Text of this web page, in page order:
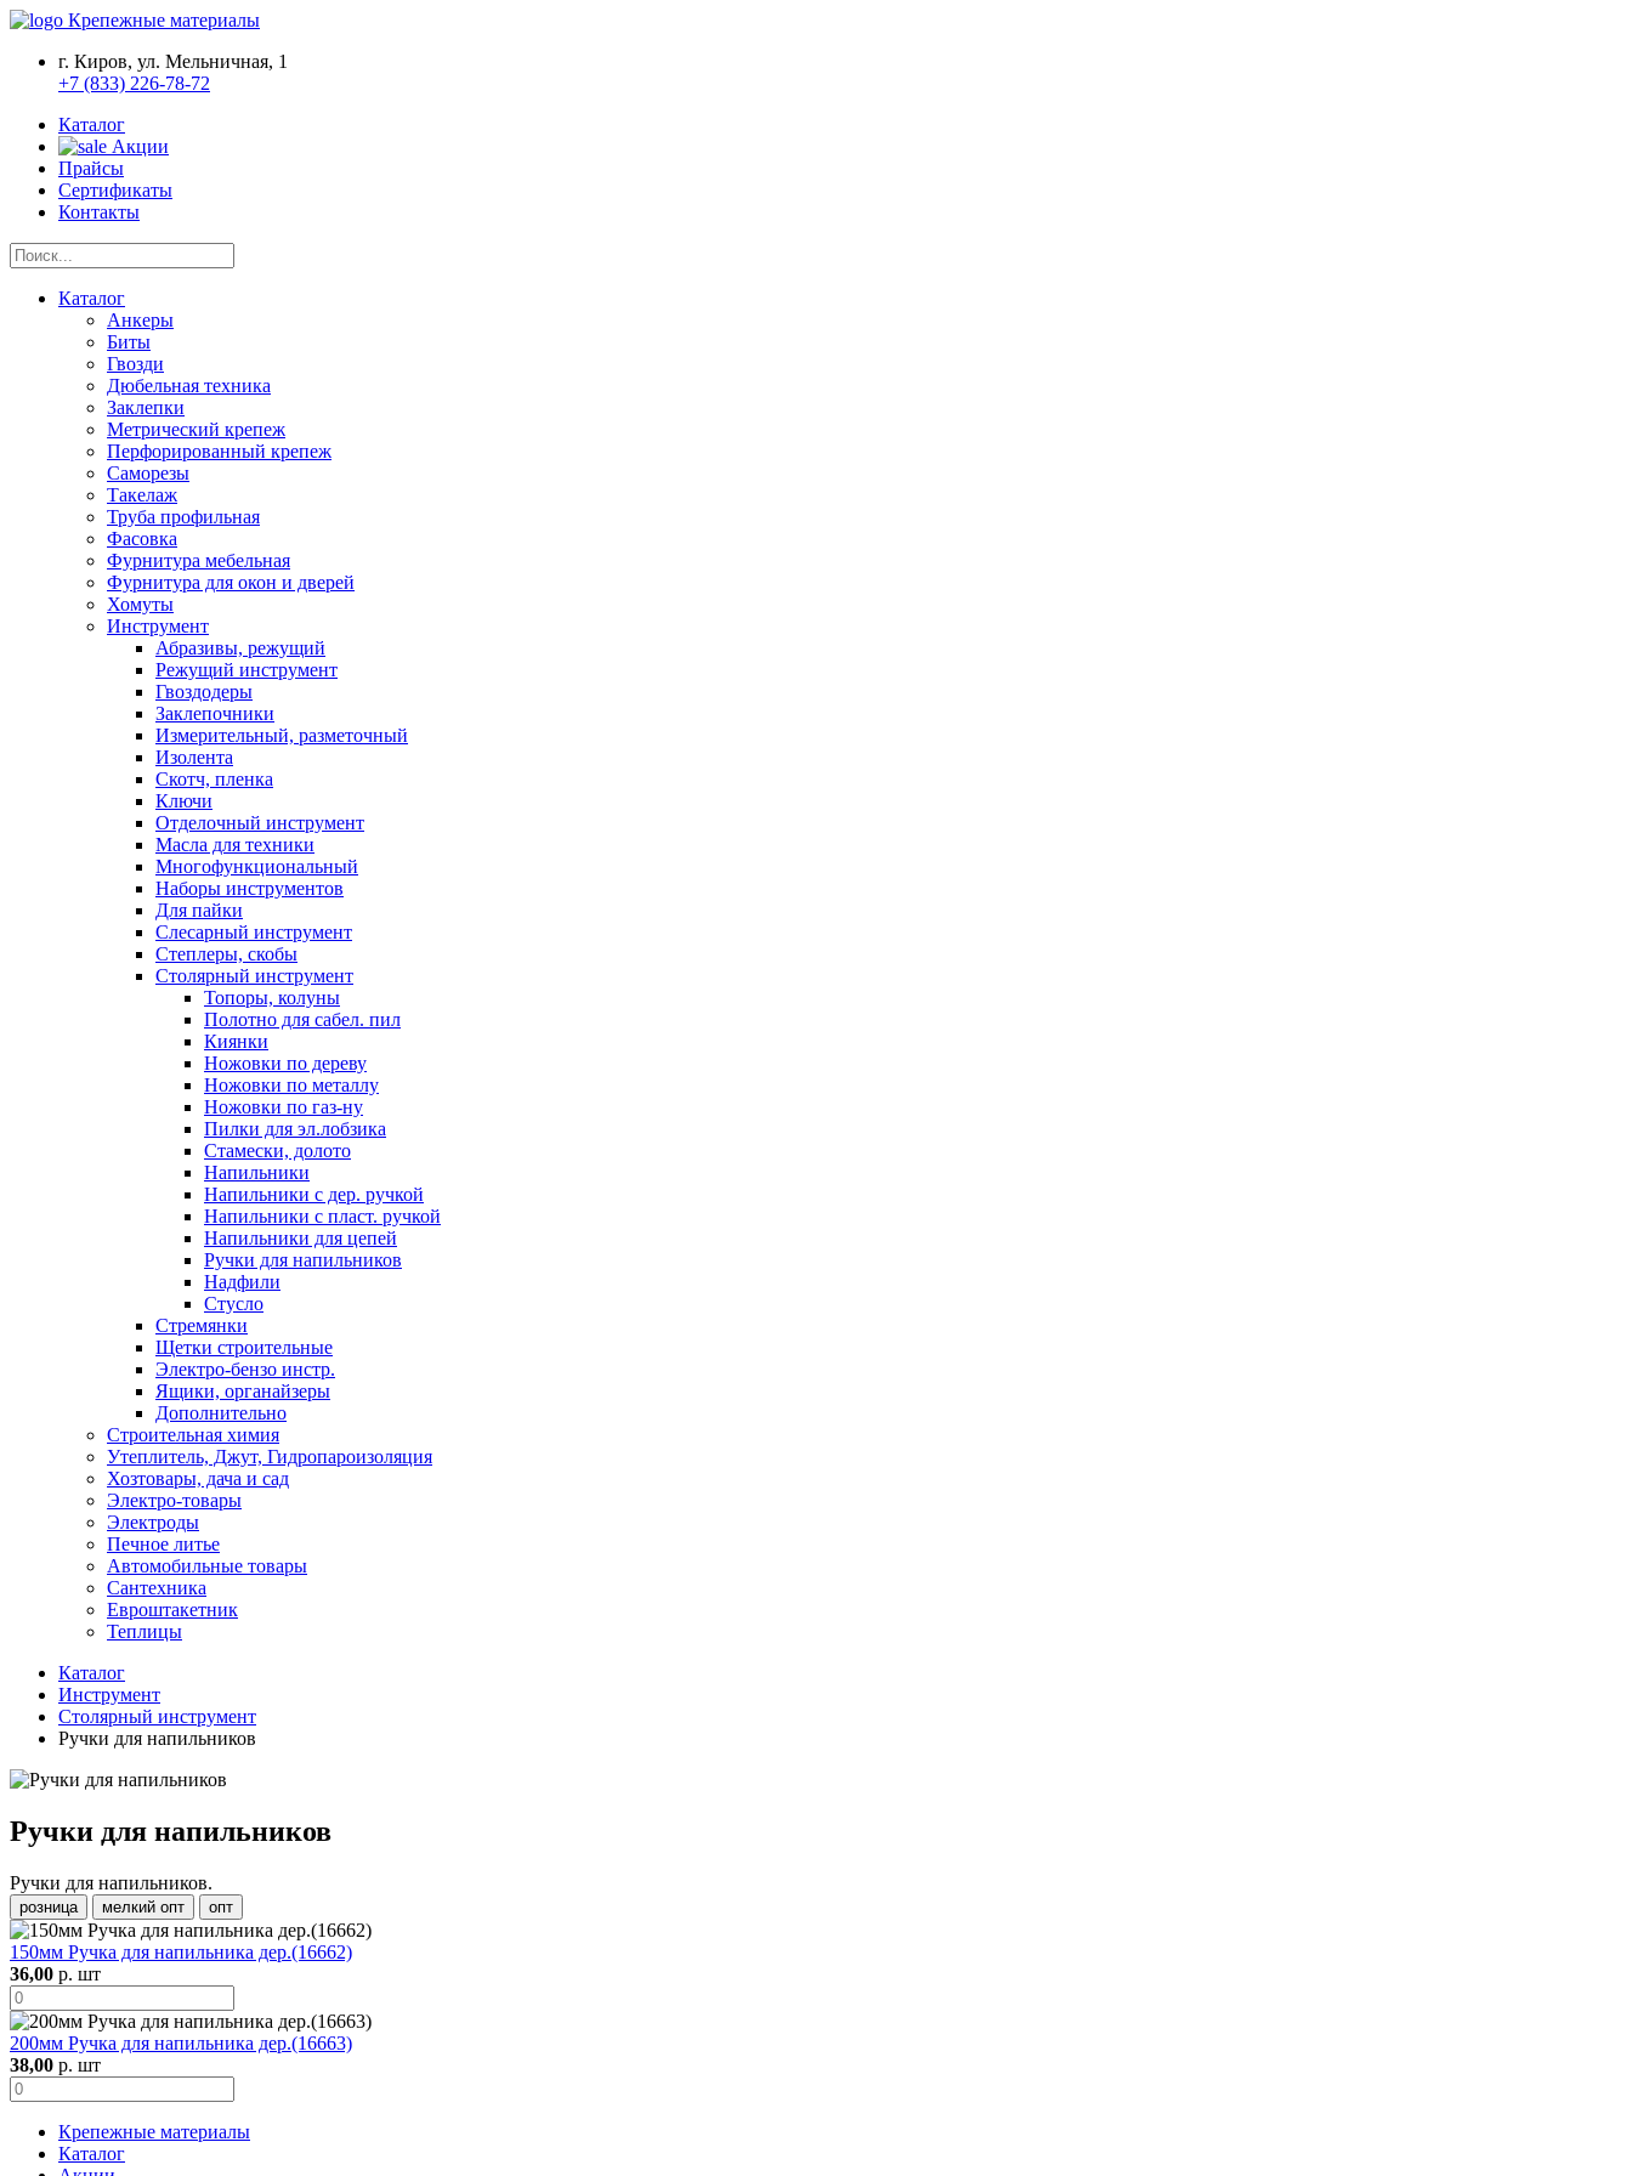
Крепежные материалы
г. Киров, ул. Мельничная, 1
+7 (833) 226-78-72
Каталог
Акции
Прайсы
Сертификаты
Контакты
Каталог
Анкеры
Биты
Гвозди
Дюбельная техника
Заклепки
Метрический крепеж
Перфорированный крепеж
Саморезы
Такелаж
Труба профильная
Фасовка
Фурнитура мебельная
Фурнитура для окон и дверей
Хомуты
Инструмент
Абразивы, режущий
Режущий инструмент
Гвоздодеры
Заклепочники
Измерительный, разметочный
Изолента
Скотч, пленка
Ключи
Отделочный инструмент
Масла для техники
Многофункциональный
Наборы инструментов
Для пайки
Слесарный инструмент
Степлеры, скобы
Столярный инструмент
Топоры, колуны
Полотно для сабел. пил
Киянки
Ножовки по дереву
Ножовки по металлу
Ножовки по газ-ну
Пилки для эл.лобзика
Стамески, долото
Напильники
Напильники с дер. ручкой
Напильники с пласт. ручкой
Напильники для цепей
Ручки для напильников
Надфили
Стусло
Стремянки
Щетки строительные
Электро-бензо инстр.
Ящики, органайзеры
Дополнительно
Строительная химия
Утеплитель, Джут, Гидропароизоляция
Хозтовары, дача и сад
Электро-товары
Электроды
Печное литье
Автомобильные товары
Сантехника
Евроштакетник
Теплицы
Каталог
Инструмент
Столярный инструмент
Ручки для напильников
Ручки для напильников
Ручки для напильников.
розница мелкий опт опт
150мм Ручка для напильника дер.(16662)
36,00 р. шт
200мм Ручка для напильника дер.(16663)
38,00 р. шт
Крепежные материалы
Каталог